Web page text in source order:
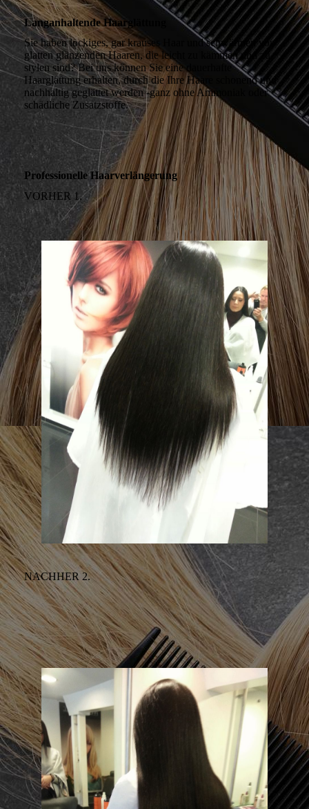
Langanhaltende Haarglättung
Sie haben lockiges, gar krauses Haar und schwärmen von
glatten glänzenden Haaren, die leicht zu kämmen und zu
stylen sind? Bei uns können Sie eine dauerhafte
Haarglättung erhalten, durch die Ihre Haare schonend und
nachhaltig geglättet werden -ganz ohne Ammoniak oder
schädliche Zusatzstoffe.
Professionelle Haarverlängerung
VORHER 1.
NACHHER 2.